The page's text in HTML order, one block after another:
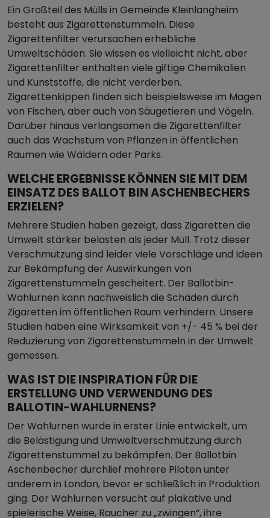
Ein Großteil des Mülls in Gemeinde Kleinlangheim
besteht aus Zigarettenstummeln. Diese
Zigarettenfilter verursachen erhebliche
Umweltschäden. Sie wissen es vielleicht nicht, aber
Zigarettenfilter enthalten viele giftige Chemikalien
und Kunststoffe, die nicht verderben.
Zigarettenkippen finden sich beispielsweise im Magen
von Fischen, aber auch von Säugetieren und Vögeln.
Darüber hinaus verlangsamen die Zigarettenfilter
auch das Wachstum von Pflanzen in öffentlichen
Räumen wie Wäldern oder Parks.
WELCHE ERGEBNISSE KÖNNEN SIE MIT DEM
EINSATZ DES BALLOT BIN ASCHENBECHERS
ERZIELEN?
Mehrere Studien haben gezeigt, dass Zigaretten die
Umwelt stärker belasten als jeder Müll. Trotz dieser
Verschmutzung sind leider viele Vorschläge und Ideen
zur Bekämpfung der Auswirkungen von
Zigarettenstummeln gescheitert. Der Ballotbin-
Wahlurnen kann nachweislich die Schäden durch
Zigaretten im öffentlichen Raum verhindern. Unsere
Studien haben eine Wirksamkeit von +/- 45 % bei der
Reduzierung von Zigarettenstummeln in der Umwelt
gemessen.
WAS IST DIE INSPIRATION FÜR DIE
ERSTELLUNG UND VERWENDUNG DES
BALLOTIN-WAHLURNENS?
Der Wahlurnen wurde in erster Linie entwickelt, um
die Belästigung und Umweltverschmutzung durch
Zigarettenstummel zu bekämpfen. Der Ballotbin
Aschenbecher durchlief mehrere Piloten unter
anderem in London, bevor er schließlich in Produktion
ging. Der Wahlurnen versucht auf plakative und
spielerische Weise, Raucher zu „zwingen“, ihre